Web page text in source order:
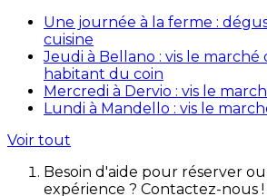
Une journée à la ferme :
cuisine
Jeudi à Bellano : vis le
habitant du coin
Mercredi à Dervio : vis le
Lundi à Mandello : vis le
Voir tout
Besoin d'aide pour réserver
expérience ? Contactez-nous !